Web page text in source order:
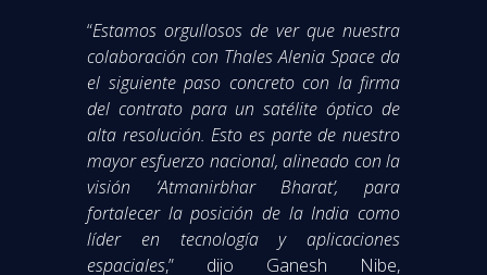
“Estamos orgullosos de ver que nuestra
colaboración con Thales Alenia Space da
el siguiente paso concreto con la firma
del contrato para un satélite óptico de
alta resolución. Esto es parte de nuestro
mayor esfuerzo nacional, alineado con la
visión ‘Atmanirbhar Bharat’, para
fortalecer la posición de la India como
líder en tecnología y aplicaciones
espaciales,” dijo Ganesh Nibe,